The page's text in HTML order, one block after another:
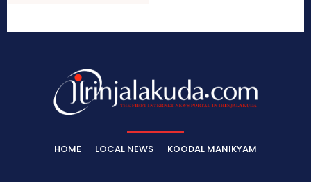
HOME LOCAL NEWS KOODAL MANIKYAM